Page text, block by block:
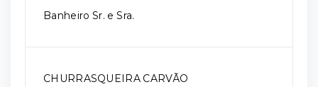
Banheiro Sr. e Sra.
CHURRASQUEIRA CARVÃO